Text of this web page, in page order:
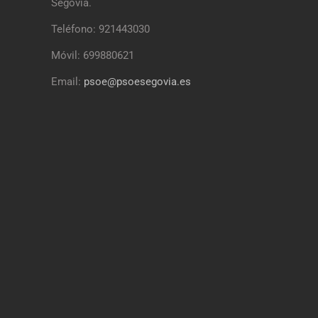
Segovia.
Teléfono: 921443030
Móvil: 699880621
Email: psoe@psoesegovia.es